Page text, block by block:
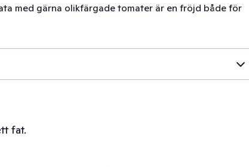
med gärna olikfärgade tomater är en fröjd både för
fat.